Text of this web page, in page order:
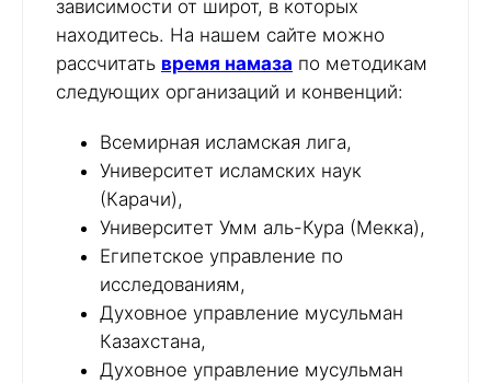
зависимости от широт, в которых
находитесь. На нашем сайте можно
рассчитать время намаза по методикам
следующих организаций и конвенций:
Всемирная исламская лига,
Университет исламских наук
(Карачи),
Университет Умм аль-Кура (Мекка),
Египетское управление по
исследованиям,
Духовное управление мусульман
Казахстана,
Духовное управление мусульман